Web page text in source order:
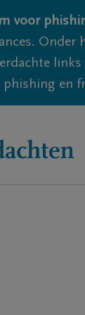
voor
Onder
en